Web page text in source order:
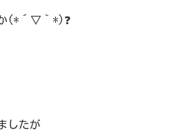
か(*´▽｀*)❓
したが